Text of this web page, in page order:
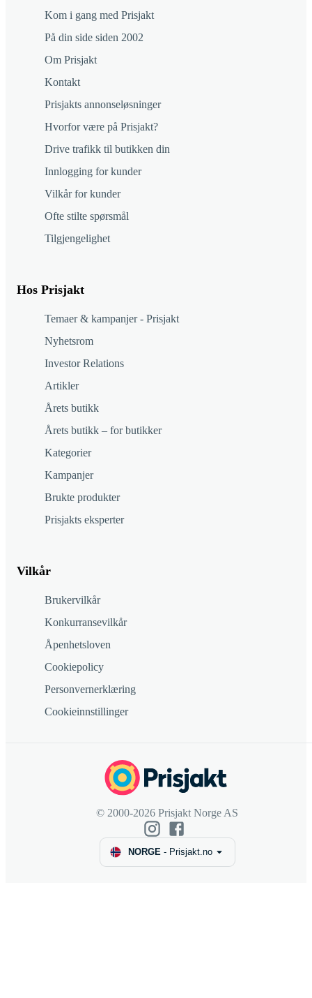
Kom i gang med Prisjakt
På din side siden 2002
Om Prisjakt
Kontakt
Prisjakts annonseløsninger
Hvorfor være på Prisjakt?
Drive trafikk til butikken din
Innlogging for kunder
Vilkår for kunder
Ofte stilte spørsmål
Tilgjengelighet
Hos Prisjakt
Temaer & kampanjer - Prisjakt
Nyhetsrom
Investor Relations
Artikler
Årets butikk
Årets butikk – for butikker
Kategorier
Kampanjer
Brukte produkter
Prisjakts eksperter
Vilkår
Brukervilkår
Konkurransevilkår
Åpenhetsloven
Cookiepolicy
Personvernerklæring
Cookieinnstillinger
© 2000-2026 Prisjakt Norge AS
NORGE- Prisjakt.no